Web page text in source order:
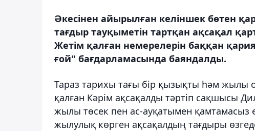
Әкесінен айырылған келіншек бөтен
тағдыр тауқыметін тартқан ақсақал
Жетім қалған немерелерін баққан
ғой" бағдарламасында баяндалды.
Тараз тарихы тағы бір қызықты һәм жылы
қалған Кәрім ақсақалды тәртіп сақшысы
жылы төсек пен ас-ауқатымен қамтамасыз
жылулық көрген ақсақалдың тағдыры